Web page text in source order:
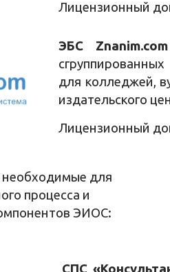
Лицензионный
ЭБС Znanim.com
для колледжей,
издательского
Лицензионный
для
процесса и
ЭИОС:
СПС